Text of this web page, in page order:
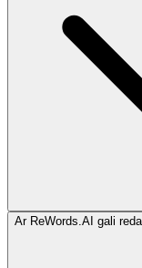
Ar ReWords.AI gali